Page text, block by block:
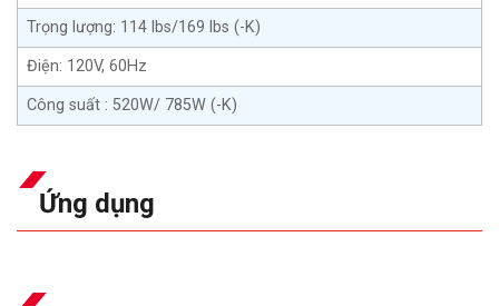
Trọng lượng: 114 lbs/169 lbs (-K)
Điện: 120V, 60Hz
Công suất : 520W/ 785W (-K)
Ứng dụng